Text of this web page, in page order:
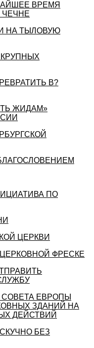
ВРЕМЯ
ЧЕЧНЕ
НА ТЫЛОВУЮ
В?
ЖИДАМ»
ПО
ЦЕРКВИ
ФРЕСКЕ
ЕВРОПЫ
ЗДАНИЙ НА
ДЕЙСТВИЙ
БЕЗ